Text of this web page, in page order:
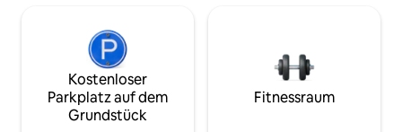
Kostenloser
Parkplatz auf dem
Grundstück
Fitnessraum